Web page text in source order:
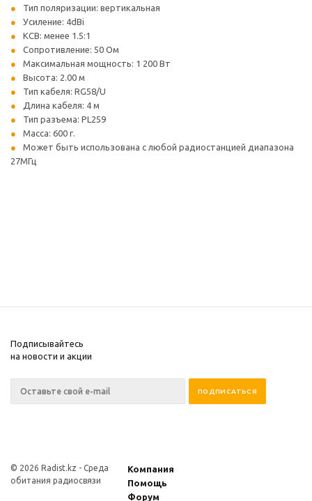
Тип поляризации: вертикальная
Усиление: 4dBi
КСВ: менее 1.5:1
Сопротивление: 50 Ом
Максимальная мощность: 1 200 Вт
Высота: 2.00 м
Тип кабеля: RG58/U
Длина кабеля: 4 м
Тип разъема: PL259
Масса: 600 г.
Может быть использована с любой радиостанцией диапазона
27МГц
Подписывайтесь
на новости и акции
© 2026 Radist.kz - Среда
обитания радиосвязи
Компания
Помощь
Форум